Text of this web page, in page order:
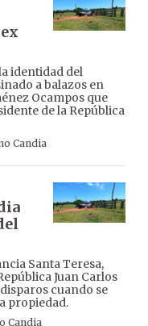
identidad del
a balazos en
Ocampos que
de la República
Candia
Santa Teresa,
Juan Carlos
cuando se
propiedad.
Candia